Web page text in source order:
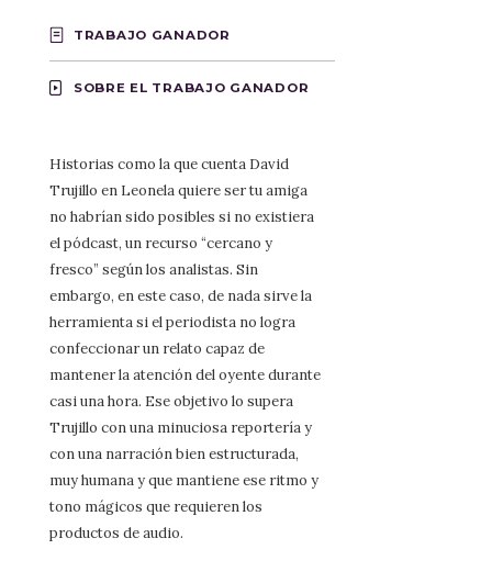
TRABAJO GANADOR
SOBRE EL TRABAJO GANADOR
Historias como la que cuenta David
Trujillo en Leonela quiere ser tu amiga
no habrían sido posibles si no existiera
el pódcast, un recurso “cercano y
fresco” según los analistas. Sin
embargo, en este caso, de nada sirve la
herramienta si el periodista no logra
confeccionar un relato capaz de
mantener la atención del oyente durante
casi una hora. Ese objetivo lo supera
Trujillo con una minuciosa reportería y
con una narración bien estructurada,
muy humana y que mantiene ese ritmo y
tono mágicos que requieren los
productos de audio.